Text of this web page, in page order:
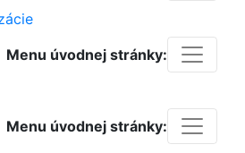
Menu úvodnej stránky:
Menu úvodnej stránky: